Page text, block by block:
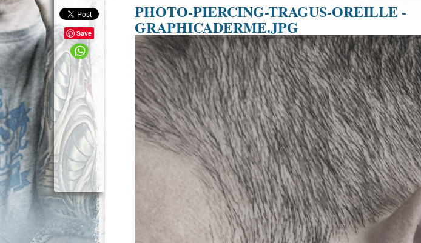
Save
PHOTO-PIERCING-TRAGUS-OREILLE -
GRAPHICADERME.JPG